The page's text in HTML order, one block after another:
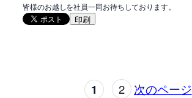
皆様のお越しを社員一同お待ちしております。
印刷
1 2 次のページ